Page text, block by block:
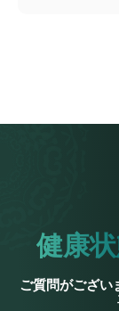
健康
ご質問がござい